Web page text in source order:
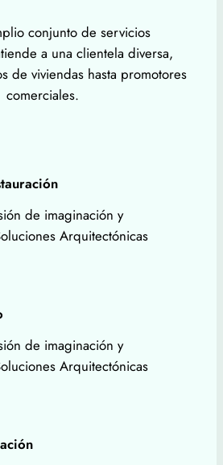
conjunto de servicios
a una clientela diversa,
de viviendas hasta promotores
comerciales.
de imaginación y
Arquitectónicas
de imaginación y
Arquitectónicas